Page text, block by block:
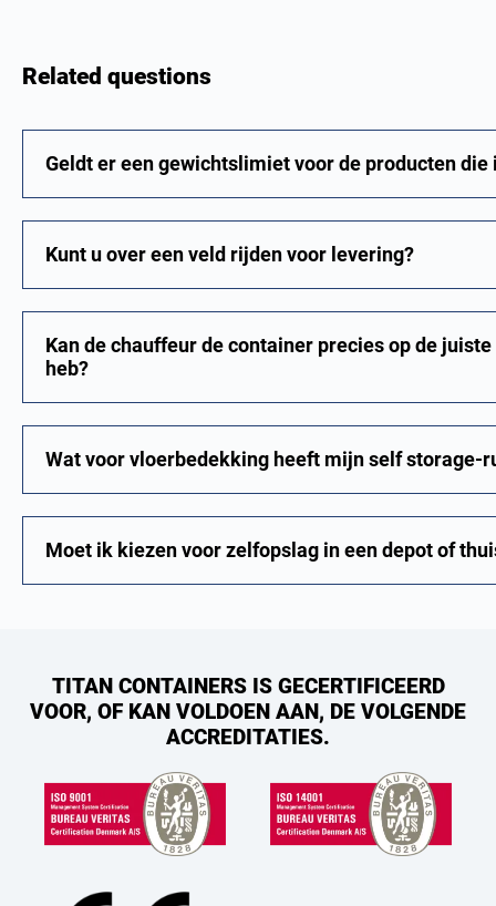
Related questions
Geldt er een gewichtslimiet voor de producten die
Kunt u over een veld rijden voor levering?
Kan de chauffeur de container precies op de
heb?
Wat voor vloerbedekking heeft mijn self storage-
Moet ik kiezen voor zelfopslag in een depot of
TITAN CONTAINERS IS GECERTIFICEERD
VOOR, OF KAN VOLDOEN AAN, DE VOLGENDE
ACCREDITATIES.